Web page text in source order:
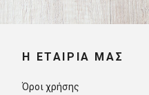
Η ΕΤΑΙΡΊΑ ΜΑΣ
Όροι χρήσης